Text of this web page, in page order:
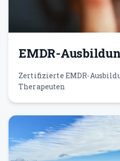
EMDR-
Zertifizierte EMDR-
Therapeuten